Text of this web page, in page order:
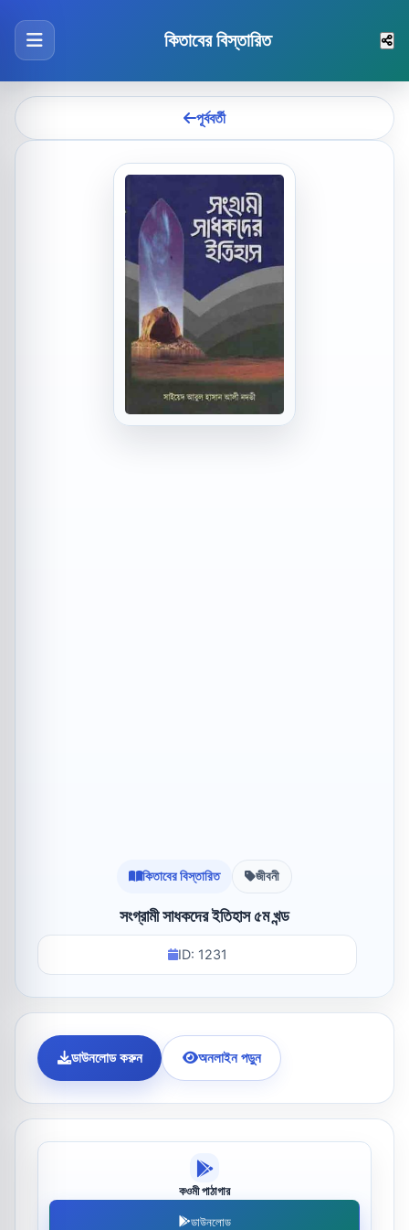
কিতাবের বিস্তারিত
পূর্ববর্তী
কিতাবের বিস্তারিত জীবনী
সংগ্রামী সাধকদের ইতিহাস ৫ম খন্ড
ID: 1231
ডাউনলোড করুন অনলাইন পড়ুন
কওমী পাঠাগার
ডাউনলোড